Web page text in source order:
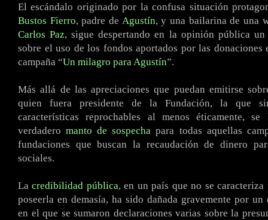
El escándalo originado por la confusa situación
Bustos Fierro, padre de Agustín, y una bailarina de una
Carlos Paz, sigue despertando en la opinión pública un
sobre el uso de los fondos aportados por las donaciones
campaña “Un milagro para Agustín”.
Más allá de las apreciaciones que puedan emitirse
quien fuera presidente de la Fundación, la que
características reprochables al menos éticamente,
verdaderomanto de sospecha para todas aquellas
fundaciones que buscan la recaudación de dinero
sociales.
Lacredibilidad pública, en un país que no se caracteriza
poseerla en demasía, ha sido dañada gravemente por
en el que se sumaron declaraciones varias sobre la